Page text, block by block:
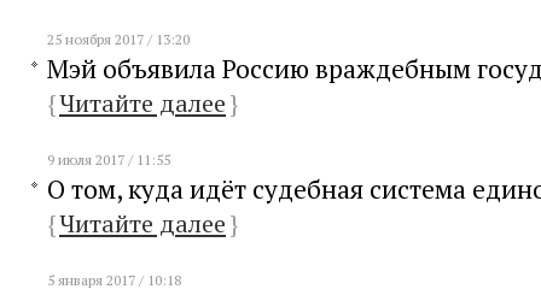
25 ноября 2017 / 13:20
Мэй объявила Россию враждебным
{Читайте далее}
9 июля 2017 / 11:55
О том, куда идёт судебная система
{Читайте далее}
5 января 2017 / 10:18